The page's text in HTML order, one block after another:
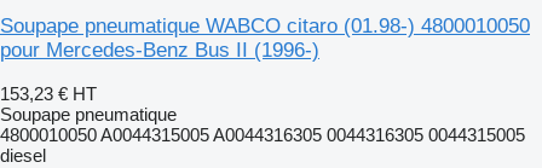
Soupape pneumatique WABCO citaro (01.98-) 4800010050
pour Mercedes-Benz Bus II (1996-)
153,23 € HT
Soupape pneumatique
4800010050 A0044315005 A0044316305 0044316305 0044315005
diesel